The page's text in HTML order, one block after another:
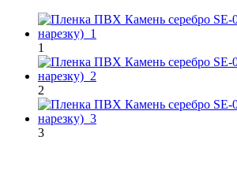
1
2
3